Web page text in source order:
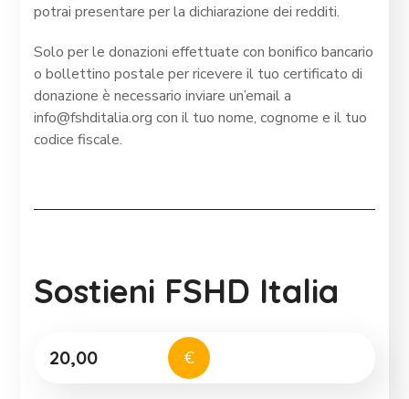
potrai presentare per la dichiarazione dei redditi.
Solo per le donazioni effettuate con bonifico bancario
o bollettino postale per ricevere il tuo certificato di
donazione è necessario inviare un’email a
info@fshditalia.org con il tuo nome, cognome e il tuo
codice fiscale.
Sostieni FSHD Italia
€